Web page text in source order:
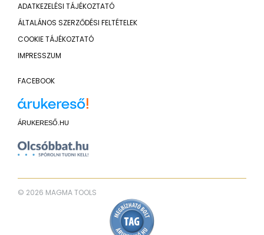
ADATKEZELÉSI TÁJÉKOZTATÓ
ÁLTALÁNOS SZERZŐDÉSI FELTÉTELEK
COOKIE TÁJÉKOZTATÓ
IMPRESSZUM
FACEBOOK
ÁRUKERESŐ.HU
© 2026 MAGMA TOOLS